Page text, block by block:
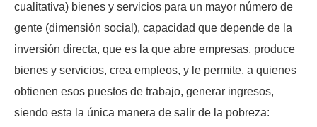
cualitativa) bienes y servicios para un mayor número de
gente (dimensión social), capacidad que depende de la
inversión directa, que es la que abre empresas, produce
bienes y servicios, crea empleos, y le permite, a quienes
obtienen esos puestos de trabajo, generar ingresos,
siendo esta la única manera de salir de la pobreza: